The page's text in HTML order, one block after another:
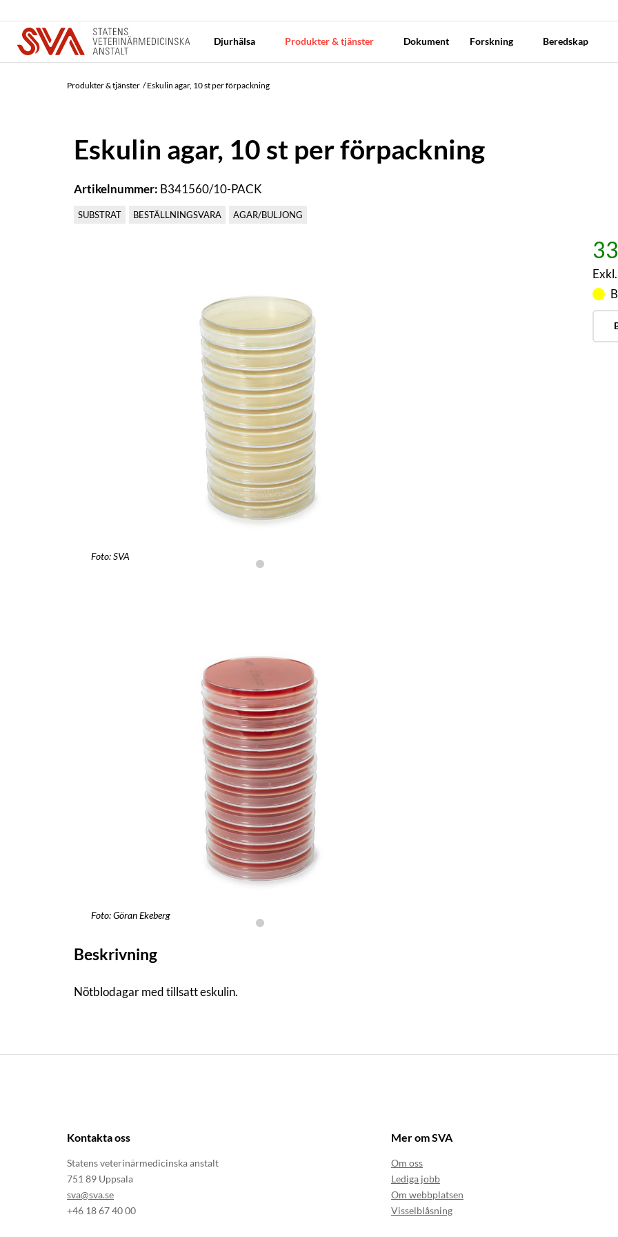
Djurhälsa Produkter & tjänster Dokument Forskning Beredskap
Produkter & tjänster Eskulin agar, 10 st per förpackning
Eskulin agar, 10 st per förpackning
Artikelnummer: B341560/10-PACK
SUBSTRAT BESTÄLLNINGSVARA AGAR/BULJONG
Foto: SVA
Foto: Göran Ekeberg
Beskrivning
Nötblodagar med tillsatt eskulin.
Kontakta oss
Statens veterinärmedicinska anstalt
751 89 Uppsala
sva@sva.se
+46 18 67 40 00
Mer om SVA
Om oss
Lediga jobb
Om webbplatsen
Visselblåsning